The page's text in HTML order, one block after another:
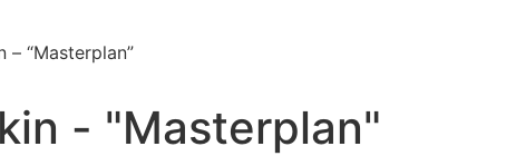
– “Masterplan”
- "Masterplan"